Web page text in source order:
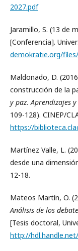
2027.pdf
Jaramillo, S. (13 de
[Conferencia].
demokratie.org/
Maldonado, D.
construcción de la
y paz. Aprendizajes
109-128). CINEP/
https://
Martínez Valle, L.
desde una
12-18.
Mateos Martín, O.
Análisis de los
[Tesis doctoral,
http://